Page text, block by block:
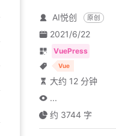
AI悦创 原创
2021/6/22
VuePress
Vue
大约 12 分钟
...
约 3744 字